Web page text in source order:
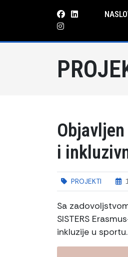
i
PROJEKTI
Sa
SISTERS
inkluzije u sportu.